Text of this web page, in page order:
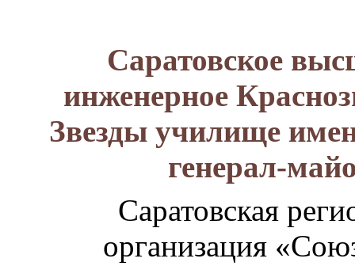
Саратовское
инженерное
Звезды училище
генерал-
Саратовская
организация